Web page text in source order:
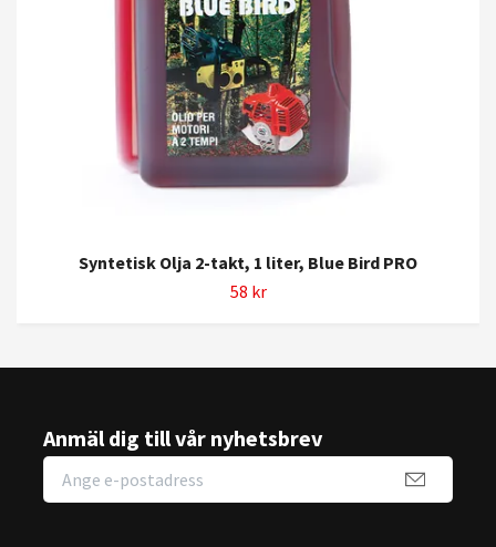
Syntetisk Olja 2-takt, 1 liter, Blue Bird PRO
58 kr
Anmäl dig till vår nyhetsbrev